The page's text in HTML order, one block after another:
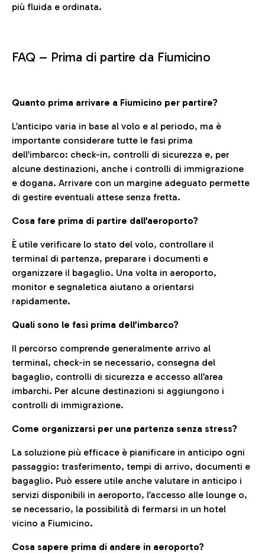
più fluida e ordinata.
FAQ – Prima di partire da Fiumicino
Quanto prima arrivare a Fiumicino per partire?
L’anticipo varia in base al volo e al periodo, ma è
importante considerare tutte le fasi prima
dell’imbarco: check-in, controlli di sicurezza e, per
alcune destinazioni, anche i controlli di immigrazione
e dogana. Arrivare con un margine adeguato permette
di gestire eventuali attese senza fretta.
Cosa fare prima di partire dall’aeroporto?
È utile verificare lo stato del volo, controllare il
terminal di partenza, preparare i documenti e
organizzare il bagaglio. Una volta in aeroporto,
monitor e segnaletica aiutano a orientarsi
rapidamente.
Quali sono le fasi prima dell’imbarco?
Il percorso comprende generalmente arrivo al
terminal, check-in se necessario, consegna del
bagaglio, controlli di sicurezza e accesso all’area
imbarchi. Per alcune destinazioni si aggiungono i
controlli di immigrazione.
Come organizzarsi per una partenza senza stress?
La soluzione più efficace è pianificare in anticipo ogni
passaggio: trasferimento, tempi di arrivo, documenti e
bagaglio. Può essere utile anche valutare in anticipo i
servizi disponibili in aeroporto, l’accesso alle lounge o,
se necessario, la possibilità di fermarsi in un hotel
vicino a Fiumicino.
Cosa sapere prima di andare in aeroporto?